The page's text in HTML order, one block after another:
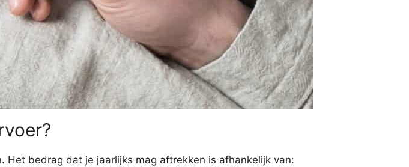
bedrag dat je jaarlijks mag aftrekken is afhankelijk van: